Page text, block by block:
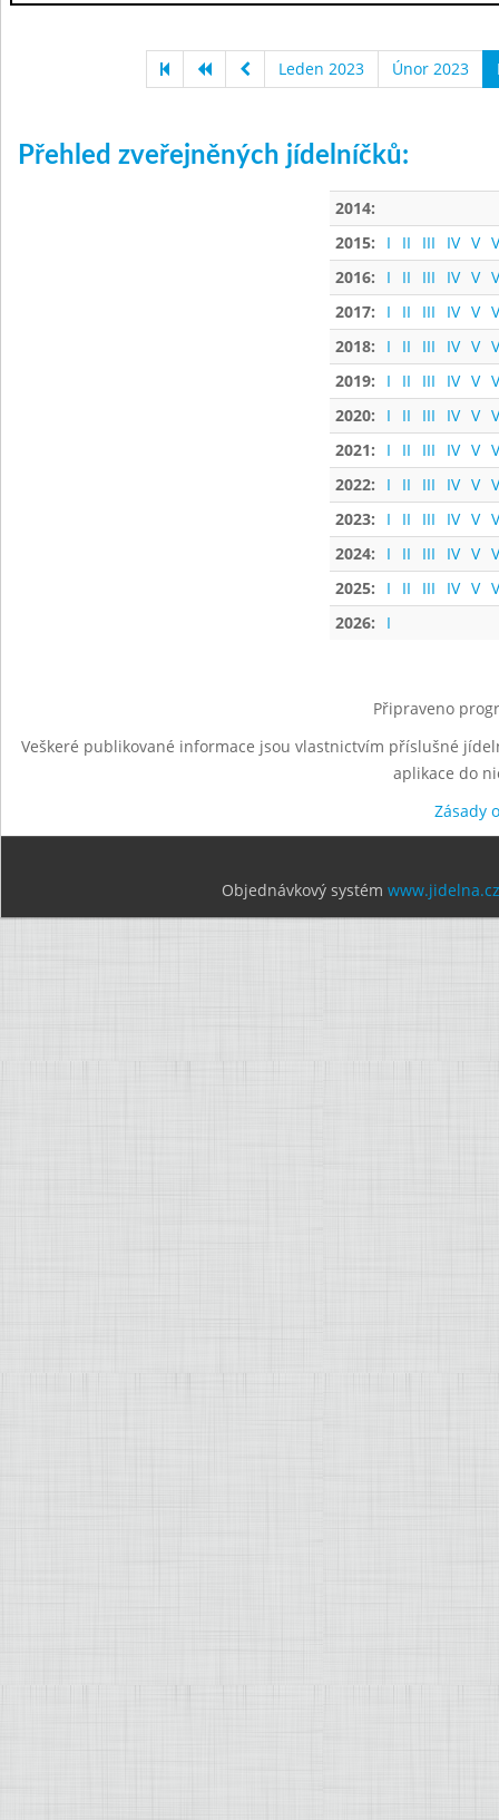
Leden 2023 Únor 2023
Přehled zveřejněných jídelníčků:
2014:
2015:
I II III IV V
2016:
I II III IV V
2017:
I II III IV V
2018:
I II III IV V
2019:
I II III IV V
2020:
I II III IV V
2021:
I II III IV V
2022:
I II III IV V
2023:
I II III IV V
2024:
I II III IV V
2025:
I II III IV V
2026:
I
Připraveno
Veškeré publikované informace jsou vlastnictvím příslušné
aplikace do
Zásady
Objednávkový systém www.jidelna.cz